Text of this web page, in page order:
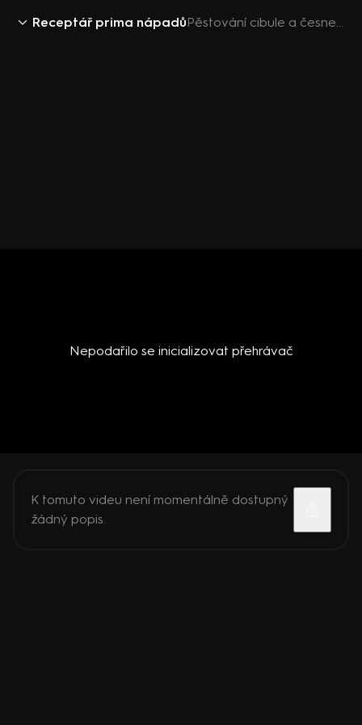
Receptář prima nápadů Pěstování cibule a česneku
Nepodařilo se inicializovat přehrávač
K tomuto videu není momentálně dostupný
žádný popis.